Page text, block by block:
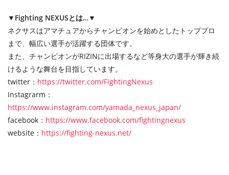
▼Fighting NEXUSとは…▼
ネクサスはアマチュアからチャンピオンを始めとしたトッププロ
まで、幅広い選手が活躍する団体です。
また、チャンピオンがRIZINに出場するなど等身大の選手が輝き続
けるような舞台を目指しています。
twitter： https://twitter.com/FightingNexus
Instagrarm：
https://www.instagram.com/yamada_nexus_japan/
facebook： https://www.facebook.com/fightingnexus
website： https://fighting-nexus.net/